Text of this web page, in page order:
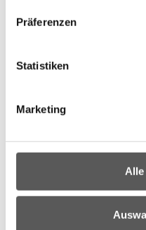
Präferenzen
Statistiken
Marketing
Alle
"Verein Frauen für
E-Mail:
Telefon: 03329/45 008